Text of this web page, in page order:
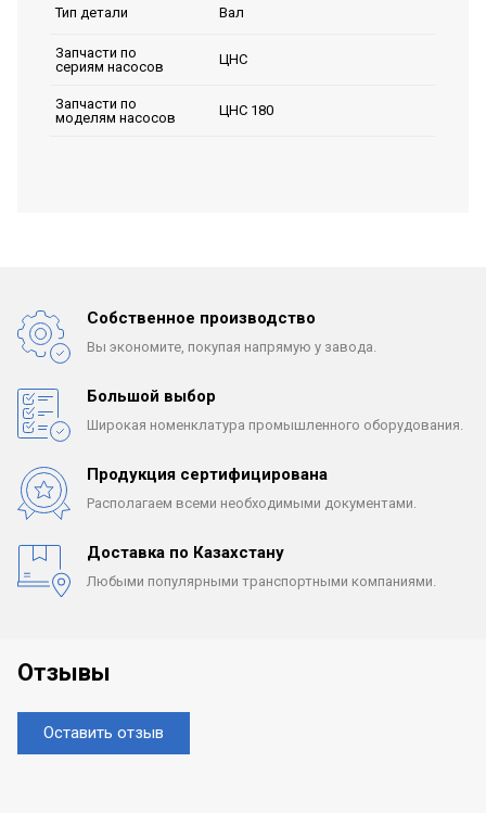
Тип детали Вал
Запчасти по
сериям насосов
ЦНС
Запчасти по
моделям насосов
ЦНС 180
Собственное производство
Вы экономите, покупая напрямую у завода.
Большой выбор
Широкая номенклатура промышленного оборудования.
Продукция сертифицирована
Располагаем всеми необходимыми документами.
Доставка по Казахстану
Любыми популярными транспортными компаниями.
Отзывы
Оставить отзыв